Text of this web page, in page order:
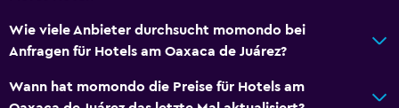
Wie viele Anbieter durchsucht momondo bei
Anfragen für Hotels am Oaxaca de Juárez?
Wann hat momondo die Preise für Hotels am